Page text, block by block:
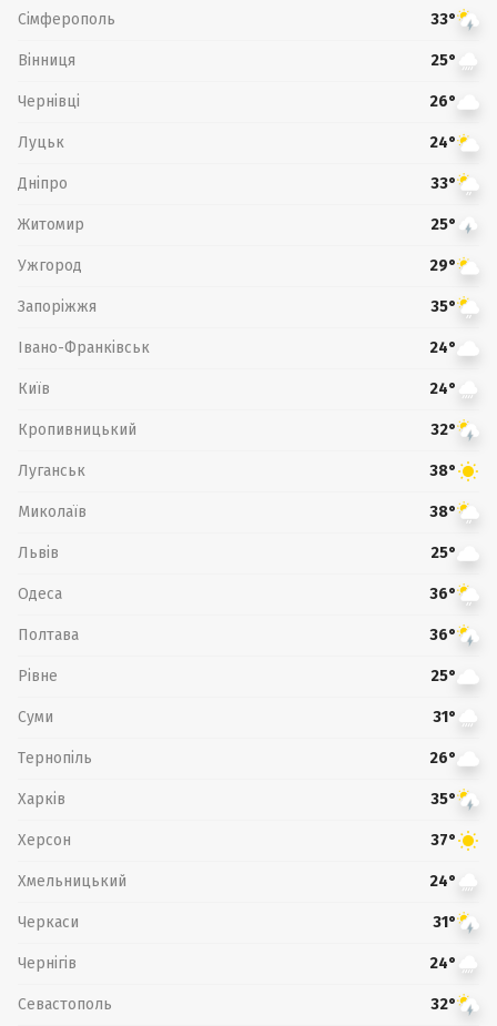
Сімферополь 33°
Вінниця 25°
Чернівці 26°
Луцьк 24°
Дніпро 33°
Житомир 25°
Ужгород 29°
Запоріжжя 35°
Івано-Франківськ 24°
Київ 24°
Кропивницький 32°
Луганськ 38°
Миколаїв 38°
Львів 25°
Одеса 36°
Полтава 36°
Рівне 25°
Суми 31°
Тернопіль 26°
Харків 35°
Херсон 37°
Хмельницький 24°
Черкаси 31°
Чернігів 24°
Севастополь 32°